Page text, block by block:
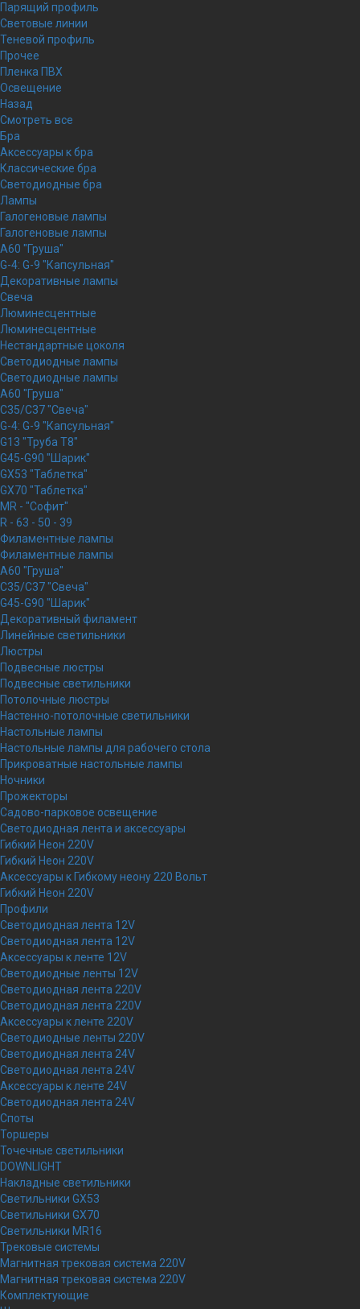
Парящий профиль
Световые линии
Теневой профиль
Прочее
Пленка ПВХ
Освещение
Назад
Смотреть все
Бра
Аксессуары к бра
Классические бра
Светодиодные бра
Лампы
Галогеновые лампы
Галогеновые лампы
A60 "Груша"
G-4: G-9 "Капсульная"
Декоративные лампы
Свеча
Люминесцентные
Люминесцентные
Нестандартные цоколя
Светодиодные лампы
Светодиодные лампы
A60 "Груша"
C35/C37 "Свеча"
G-4: G-9 "Капсульная"
G13 "Труба Т8"
G45-G90 "Шарик"
GX53 "Таблетка"
GX70 "Таблетка"
MR - "Софит"
R - 63 - 50 - 39
Филаментные лампы
Филаментные лампы
A60 "Груша"
C35/C37 "Свеча"
G45-G90 "Шарик"
Декоративный филамент
Линейные светильники
Люстры
Подвесные люстры
Подвесные светильники
Потолочные люстры
Настенно-потолочные светильники
Настольные лампы
Настольные лампы для рабочего стола
Прикроватные настольные лампы
Ночники
Прожекторы
Садово-парковое освещение
Светодиодная лента и аксессуары
Гибкий Неон 220V
Гибкий Неон 220V
Аксессуары к Гибкому неону 220 Вольт
Гибкий Неон 220V
Профили
Светодиодная лента 12V
Светодиодная лента 12V
Аксессуары к ленте 12V
Светодиодные ленты 12V
Светодиодная лента 220V
Светодиодная лента 220V
Аксессуары к ленте 220V
Светодиодные ленты 220V
Светодиодная лента 24V
Светодиодная лента 24V
Аксессуары к ленте 24V
Светодиодная лента 24V
Споты
Торшеры
Точечные светильники
DOWNLIGHT
Накладные светильники
Светильники GX53
Светильники GX70
Светильники MR16
Трековые системы
Магнитная трековая система 220V
Магнитная трековая система 220V
Комплектующие